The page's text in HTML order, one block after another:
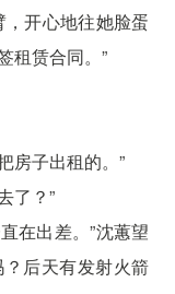
，开心地往她脸蛋
租赁合同。”
房子出租的。”
了？”
在出差。”沈蕙望
后天有发射火箭